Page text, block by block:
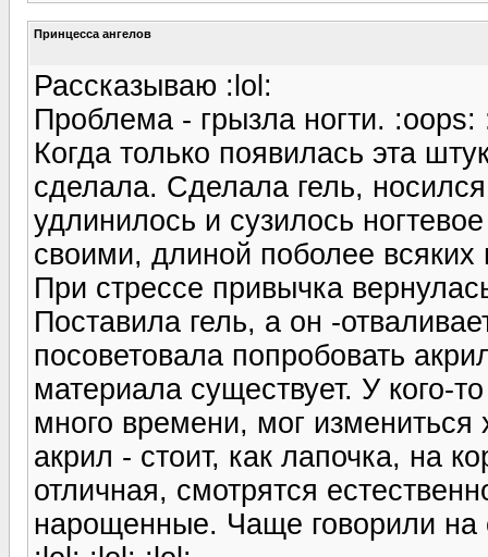
Принцесса ангелов
Рассказываю :lol:
Проблема - грызла ногти. :oops:
Когда только появилась эта
сделала. Сделала гель,
удлинилось и сузилось
своими, длиной поболее всяких
При стрессе привычка
Поставила гель, а он -
посоветовала попробовать
материала существует. У кого-
много времени, мог
акрил - стоит, как лапочка, на
отличная, смотрятся
нарощенные. Чаще говорили на